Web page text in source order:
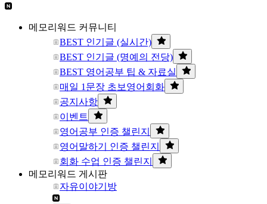
메모리워드 커뮤니티
BEST 인기글 (실시간)
BEST 인기글 (명예의 전당)
BEST 영어공부 팁 & 자료실
매일 1문장 초보영어회화
공지사항
이벤트
영어공부 인증 챌린지
영어말하기 인증 챌린지
회화 수업 인증 챌린지
메모리워드 게시판
자유이야기방